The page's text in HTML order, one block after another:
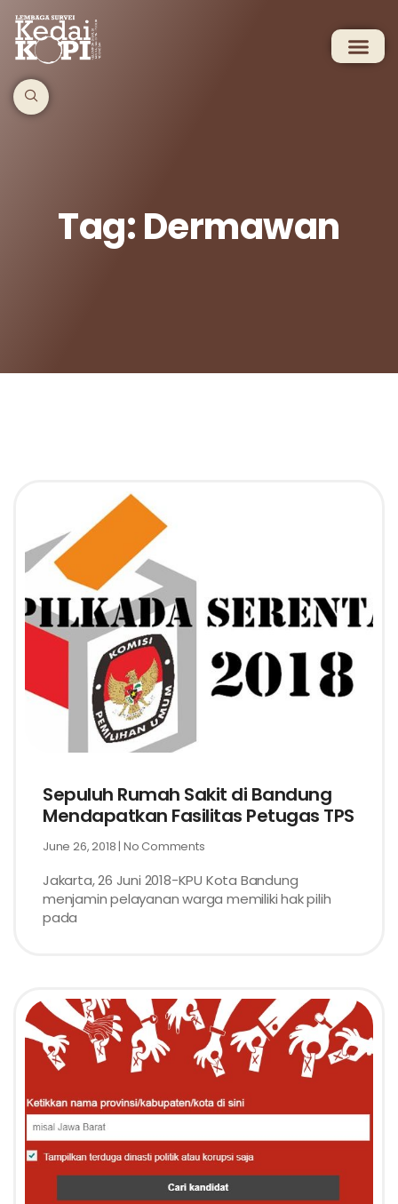
Tag: Dermawan
Sepuluh Rumah Sakit di Bandung
Mendapatkan Fasilitas Petugas TPS
June 26, 2018 No Comments
Jakarta, 26 Juni 2018-KPU Kota Bandung
menjamin pelayanan warga memiliki hak pilih
pada